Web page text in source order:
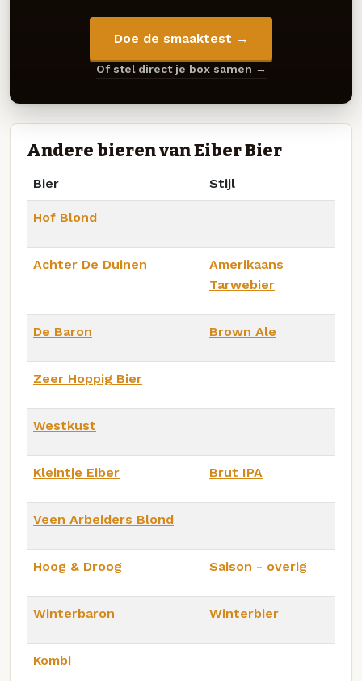
Doe de smaaktest →
Of stel direct je box samen →
Andere bieren van Eiber Bier
Bier Stijl
Hof Blond
Achter De Duinen
Amerikaans
Tarwebier
De Baron Brown Ale
Zeer Hoppig Bier
Westkust
Kleintje Eiber Brut IPA
Veen Arbeiders Blond
Hoog & Droog Saison - overig
Winterbaron Winterbier
Kombi